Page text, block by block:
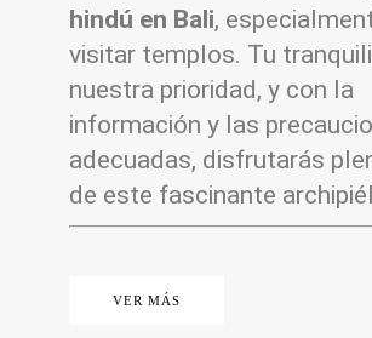
hindú en Bali,
visitar templos. Tu
nuestra prioridad, y con la
información y las
adecuadas, disfrutarás
de este fascinante
VER MÁS